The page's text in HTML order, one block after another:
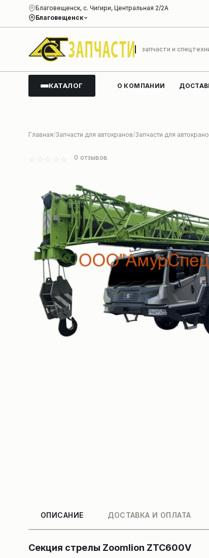
Благовещенск
Благовещенск, с. Чигири, Центральная 2/2А
запчасти и
КАТАЛОГ О КОМПАНИИ
Главная Запчасти для автокранов Запчасти для
0 отзывов
ОПИСАНИЕ ДОСТАВКА И ОПЛАТА
Секция стрелы Zoomlion ZTC600V